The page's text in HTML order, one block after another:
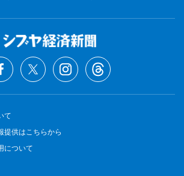
て
提供はこちらから
について